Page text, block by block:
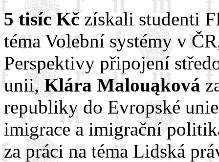
5 tisíc Kčzískali studenti
téma Volební systémy v
Perspektivy připojení
unii,Klára Malouąková
republiky do Evropské
imigrace a imigrační
za práci na téma Lidská